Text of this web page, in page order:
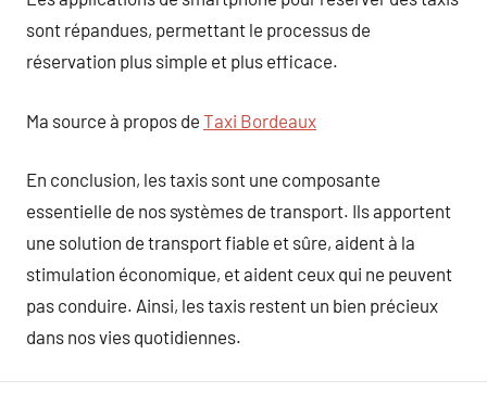
sont répandues, permettant le processus de
réservation plus simple et plus efficace.
Ma source à propos de Taxi Bordeaux
En conclusion, les taxis sont une composante
essentielle de nos systèmes de transport. Ils apportent
une solution de transport fiable et sûre, aident à la
stimulation économique, et aident ceux qui ne peuvent
pas conduire. Ainsi, les taxis restent un bien précieux
dans nos vies quotidiennes.